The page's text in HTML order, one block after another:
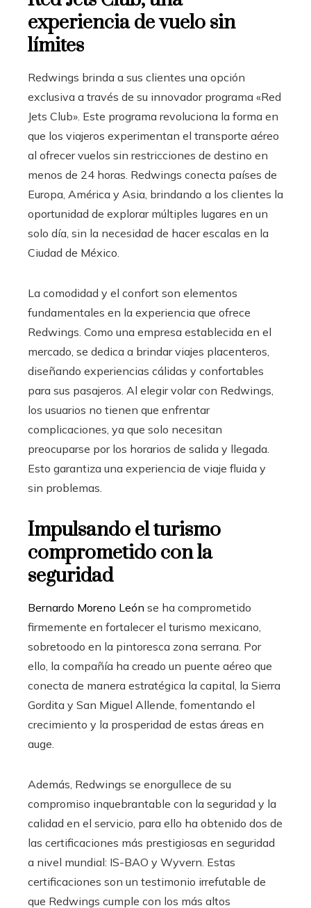
experiencia de vuelo sin
límites
Redwings brinda a sus clientes una opción
exclusiva a través de su innovador programa «Red
Jets Club». Este programa revoluciona la forma en
que los viajeros experimentan el transporte aéreo
al ofrecer vuelos sin restricciones de destino en
menos de 24 horas. Redwings conecta países de
Europa, América y Asia, brindando a los clientes la
oportunidad de explorar múltiples lugares en un
solo día, sin la necesidad de hacer escalas en la
Ciudad de México.
La comodidad y el confort son elementos
fundamentales en la experiencia que ofrece
Redwings. Como una empresa establecida en el
mercado, se dedica a brindar viajes placenteros,
diseñando experiencias cálidas y confortables
para sus pasajeros. Al elegir volar con Redwings,
los usuarios no tienen que enfrentar
complicaciones, ya que solo necesitan
preocuparse por los horarios de salida y llegada.
Esto garantiza una experiencia de viaje fluida y
sin problemas.
Impulsando el turismo
comprometido con la
seguridad
Bernardo Moreno León se ha comprometido
firmemente en fortalecer el turismo mexicano,
sobretoodo en la pintoresca zona serrana. Por
ello, la compañía ha creado un puente aéreo que
conecta de manera estratégica la capital, la Sierra
Gordita y San Miguel Allende, fomentando el
crecimiento y la prosperidad de estas áreas en
auge.
Además, Redwings se enorgullece de su
compromiso inquebrantable con la seguridad y la
calidad en el servicio, para ello ha obtenido dos de
las certificaciones más prestigiosas en seguridad
a nivel mundial: IS-BAO y Wyvern. Estas
certificaciones son un testimonio irrefutable de
que Redwings cumple con los más altos